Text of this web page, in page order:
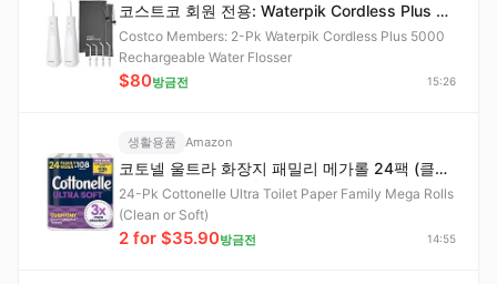
코스트코 회원 전용: Waterpik Cordless Plus 5000 충전식 워터플로서 2개입
Costco Members: 2-Pk Waterpik Cordless Plus 5000
Rechargeable Water Flosser
$80방금전 15:26
생활용품 Amazon
코토넬 울트라 화장지 패밀리 메가롤 24팩 (클린 또는 소프트)
24-Pk Cottonelle Ultra Toilet Paper Family Mega Rolls
(Clean or Soft)
2 for $35.90방금전 14:55